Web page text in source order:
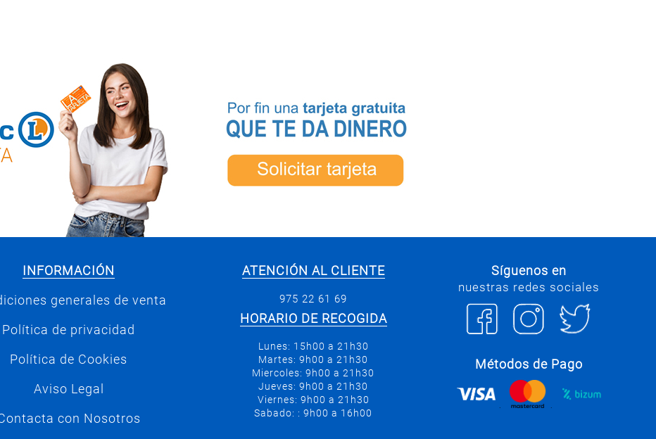
INFORMACIÓN
generales de venta
Política de privacidad
Política de Cookies
Aviso Legal
con Nosotros
ATENCIÓN AL CLIENTE
975 22 61 69
HORARIO DE RECOGIDA
Lunes: 15h00 a 21h30
Martes: 9h00 a 21h30
Miercoles: 9h00 a 21h30
Jueves: 9h00 a 21h30
Viernes: 9h00 a 21h30
Sabado: : 9h00 a 16h00
Síguenos en
nuestras redes sociales
Métodos de Pago
. .